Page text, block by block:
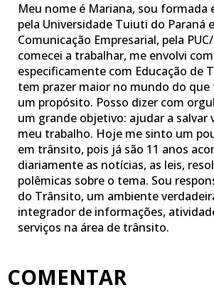
Meu nome é Mariana, sou formada
pela Universidade Tuiuti do Paraná
Comunicação Empresarial, pela
comecei a trabalhar, me envolvi
especificamente com Educação de
tem prazer maior no mundo do que
um propósito. Posso dizer com
um grande objetivo: ajudar a salvar
meu trabalho. Hoje me sinto um
em trânsito, pois já são 11 anos
diariamente as notícias, as leis,
polêmicas sobre o tema. Sou
do Trânsito, um ambiente
integrador de informações,
serviços na área de trânsito.
COMENTAR